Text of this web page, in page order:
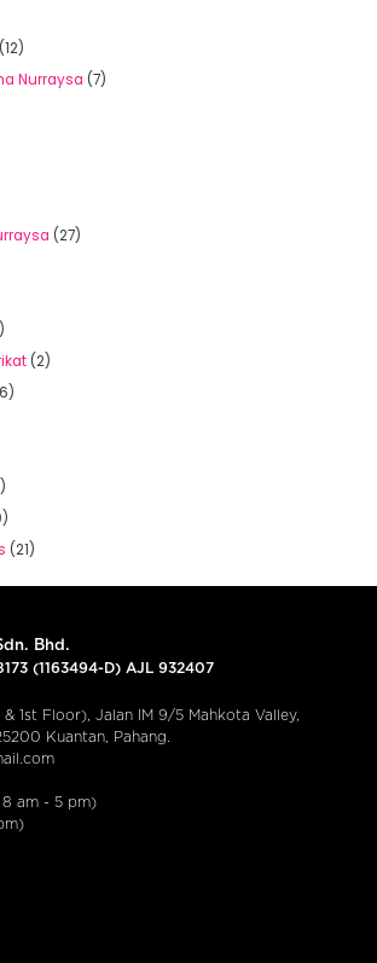
(12)
Nurraysa (7)
(27)
(2)
(21)
Bhd.
(1163494-D) AJL 932407
& 1st Floor), Jalan IM 9/5 Mahkota Valley,
Kuantan, Pahang.
am - 5 pm)